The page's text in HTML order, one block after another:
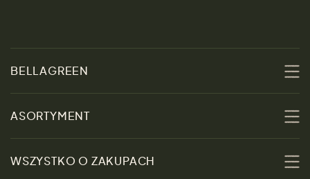
BELLAGREEN
Zrównoważoność
ASORTYMENT
WSZYSTKO O ZAKUPACH